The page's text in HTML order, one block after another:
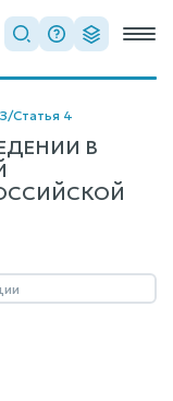
/Статья 4
В